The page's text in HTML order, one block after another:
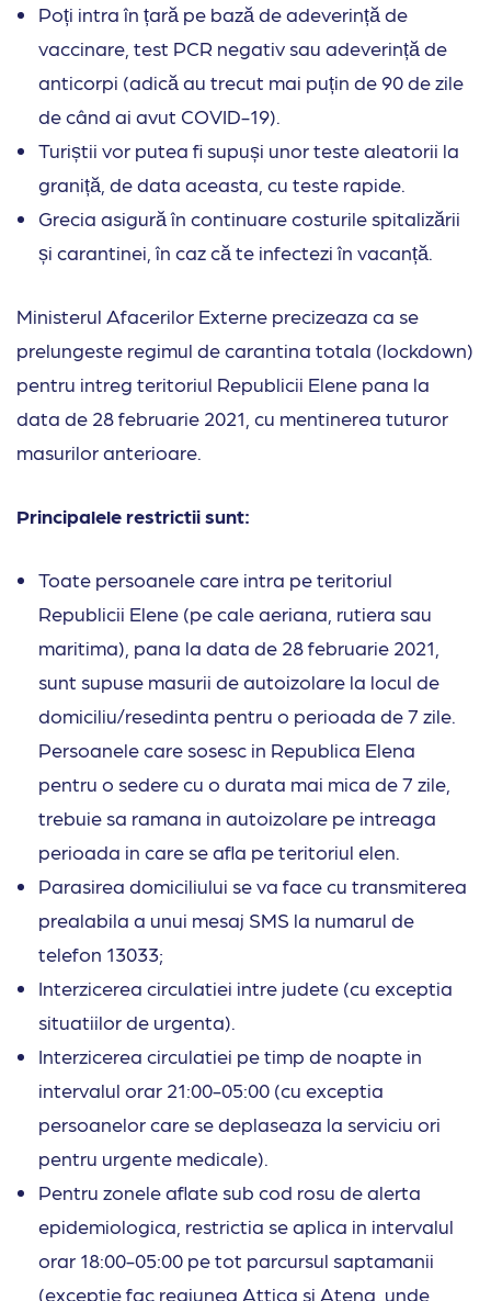
Poți intra în țară pe bază de adeverință de
vaccinare, test PCR negativ sau adeverință de
anticorpi (adică au trecut mai puțin de 90 de zile
de când ai avut COVID-19).
Turiștii vor putea fi supuși unor teste aleatorii la
graniță, de data aceasta, cu teste rapide.
Grecia asigură în continuare costurile spitalizării
și carantinei, în caz că te infectezi în vacanță.
Ministerul Afacerilor Externe precizeaza ca se
prelungeste regimul de carantina totala (lockdown)
pentru intreg teritoriul Republicii Elene pana la
data de 28 februarie 2021, cu mentinerea tuturor
masurilor anterioare.
Principalele restrictii sunt:
Toate persoanele care intra pe teritoriul
Republicii Elene (pe cale aeriana, rutiera sau
maritima), pana la data de 28 februarie 2021,
sunt supuse masurii de autoizolare la locul de
domiciliu/resedinta pentru o perioada de 7 zile.
Persoanele care sosesc in Republica Elena
pentru o sedere cu o durata mai mica de 7 zile,
trebuie sa ramana in autoizolare pe intreaga
perioada in care se afla pe teritoriul elen.
Parasirea domiciliului se va face cu transmiterea
prealabila a unui mesaj SMS la numarul de
telefon 13033;
Interzicerea circulatiei intre judete (cu exceptia
situatiilor de urgenta).
Interzicerea circulatiei pe timp de noapte in
intervalul orar 21:00-05:00 (cu exceptia
persoanelor care se deplaseaza la serviciu ori
pentru urgente medicale).
Pentru zonele aflate sub cod rosu de alerta
epidemiologica, restrictia se aplica in intervalul
orar 18:00-05:00 pe tot parcursul saptamanii
(exceptie fac regiunea Attica si Atena, unde